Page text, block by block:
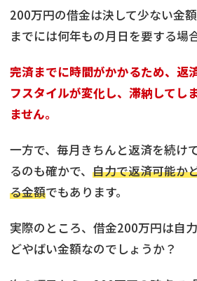
200万円の借金は決して少ない金
までには何年もの月日を要する場
完済までに時間がかかるため、返
フスタイルが変化し、滞納してし
ません。
一方で、毎月きちんと返済を続け
るのも確かで、 自力で返済可能か
る金額でもあります。
実際のところ、借金200万円は自
どやばい金額なのでしょうか？